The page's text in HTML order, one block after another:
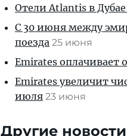
Отели Atlantis в
С 30 июня между
поезда 25 июня
Emirates оплачивает
Emirates увеличит
июля 23 июня
Другие новости